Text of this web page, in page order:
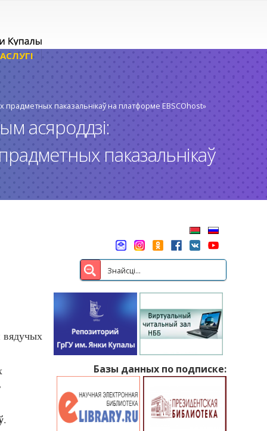
паказальнікаў на платформе EBSCOhost»
асяроддзі:
паказальнікаў
вядучых
.
Базы данных по подписке: